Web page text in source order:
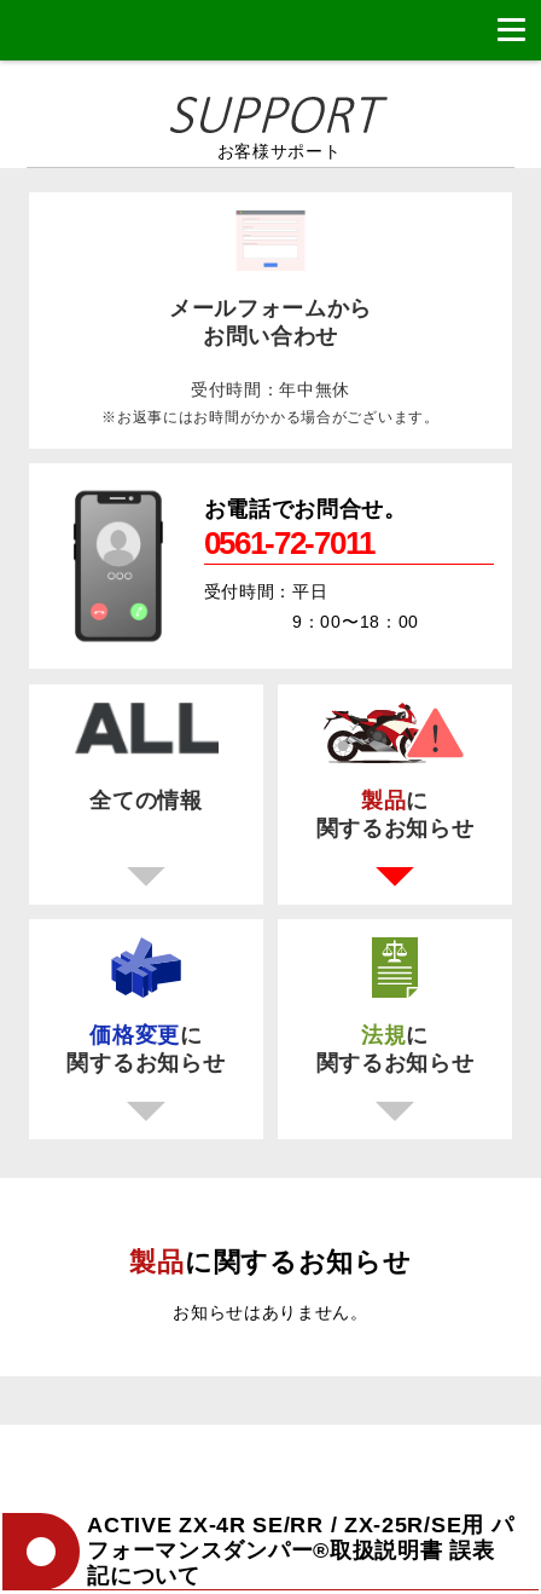
お客様サポート
メールフォームから
お問い合わせ
受付時間：年中無休
※お返事にはお時間がかかる場合がございます。
お電話でお問合せ。
0561-72-7011
受付時間：平日
9：00〜18：00
全ての情報 製品に
関するお知らせ
価格変更に
関するお知らせ
法規に
関するお知らせ
製品に関するお知らせ
お知らせはありません。
ACTIVE ZX-4R SE/RR / ZX-25R/SE用 パ
フォーマンスダンパー®取扱説明書 誤表
記について